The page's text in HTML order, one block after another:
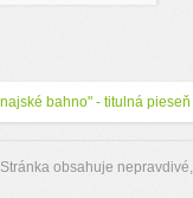
bahno" - titulná
Stránka obsahuje